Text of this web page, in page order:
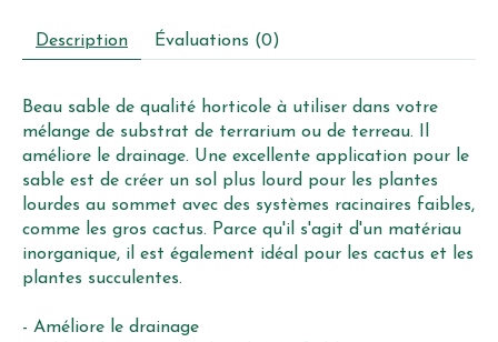
Description Évaluations (0)
Beau sable de qualité horticole à utiliser dans votre
mélange de substrat de terrarium ou de terreau. Il
améliore le drainage. Une excellente application pour le
sable est de créer un sol plus lourd pour les plantes
lourdes au sommet avec des systèmes racinaires faibles,
comme les gros cactus. Parce qu'il s'agit d'un matériau
inorganique, il est également idéal pour les cactus et les
plantes succulentes.
- Améliore le drainage